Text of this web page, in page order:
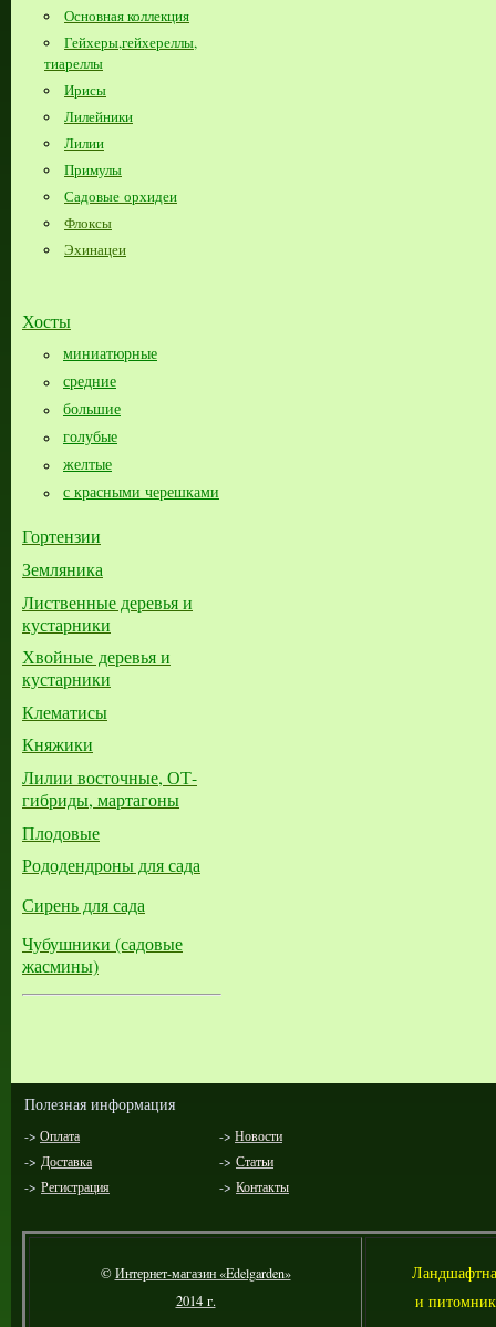
Основная коллекция
Гейхеры,гейхереллы,
тиареллы
Ирисы
Лилейники
Лилии
Примулы
Садовые орхидеи
Флоксы
Эхинацеи
Хосты
миниатюрные
средние
большие​
голубые
желтые
с красными черешками
Гортензии
Земляника
Лиственные деревья и
кустарники
Хвойные деревья и
кустарники
Клематисы
Княжики
Лилии восточные, ОТ-
гибриды, мартагоны
Плодовые
Рододендроны для сада
Сирень для сада
Чубушники (садовые
жасмины)
Полезная информация
-> Оплата -> Новости
-> Доставка -> Статьи
-> Регистрация -> Контакты
©Интернет-магазин «Edelgarden»
2014 г.
Л
и питомник